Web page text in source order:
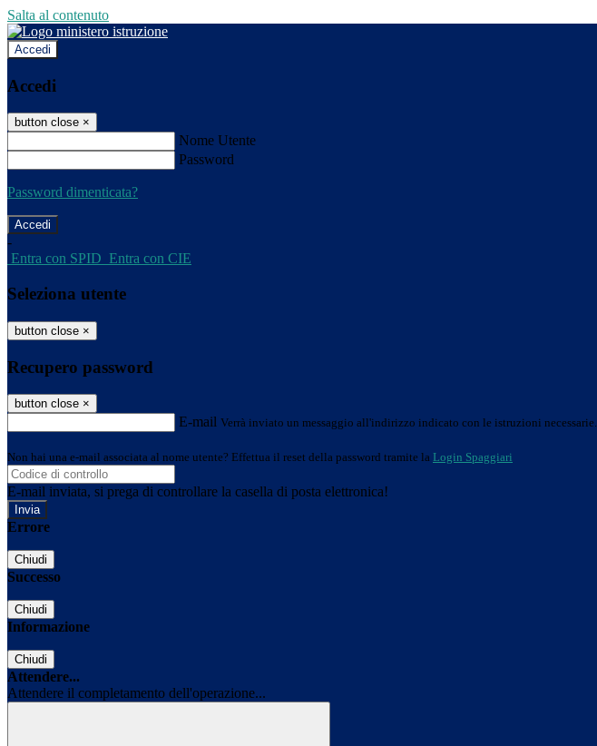
Salta al contenuto
Accedi
Accedi
button close ×
Nome Utente
Password
Password dimenticata?
-
Entra con SPID Entra con CIE
Seleziona utente
button close ×
Recupero password
button close ×
E-mail Verrà inviato un messaggio all'indirizzo indicato con le istruzioni necessarie.
Non hai una e-mail associata al nome utente? Effettua il reset della password tramite la Login Spaggiari
E-mail inviata, si prega di controllare la casella di posta elettronica!
Errore
Chiudi
Successo
Chiudi
Informazione
Chiudi
Attendere...
Attendere il completamento dell'operazione...